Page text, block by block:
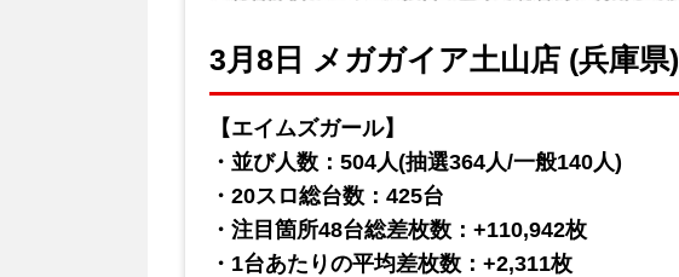
3月8日 メガガイア土山店 (兵庫県)
【エイムズガール】
・並び人数：504人(抽選364人/一般140人)
・20スロ総台数：425台
・注目箇所48台総差枚数：+110,942枚
・1台あたりの平均差枚数：+2,311枚